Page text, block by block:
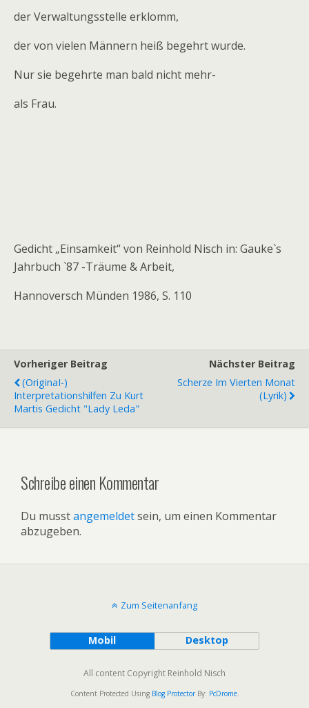
der Verwaltungsstelle erklomm,
der von vielen Männern heiß begehrt wurde.
Nur sie begehrte man bald nicht mehr-
als Frau.
Gedicht „Einsamkeit“ von Reinhold Nisch in: Gauke`s
Jahrbuch `87 -Träume & Arbeit,
Hannoversch Münden 1986, S. 110
Vorheriger Beitrag
(OriginaI-)
Interpretationshilfen Zu Kurt
Martis Gedicht "Lady Leda"
Nächster Beitrag
Scherze Im Vierten Monat
(Lyrik)
Schreibe einen Kommentar
Du musstangemeldetsein, um einen Kommentar
abzugeben.
Zum Seitenanfang
Mobil Desktop
All content Copyright Reinhold Nisch
Content Protected Using Blog ProtectorBy: PcDrome.